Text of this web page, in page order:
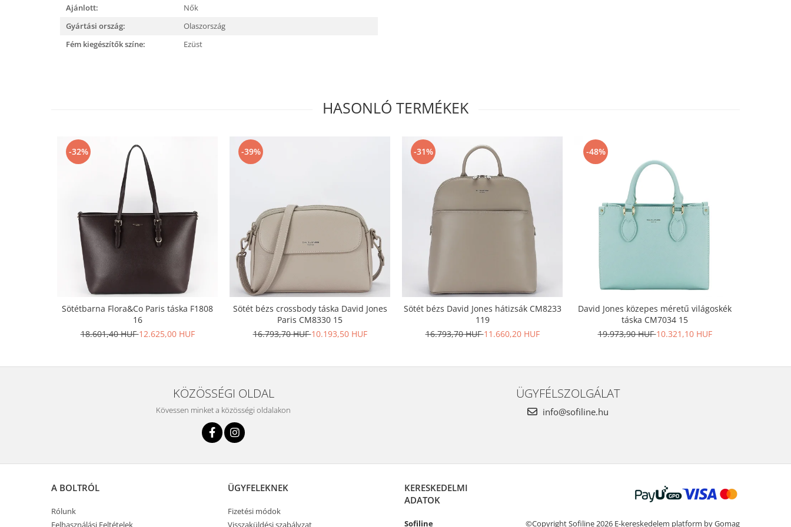
Ajánlott:
Nők
Gyártási ország:
Olaszország
Fém kiegészítők színe:
Ezüst
HASONLÓ TERMÉKEK
-32%
Sötétbarna Flora&Co Paris táska F1808
16
18.601,40 HUF12.625,00 HUF
-39%
Sötét bézs crossbody táska David Jones
Paris CM8330 15
16.793,70 HUF10.193,50 HUF
-31%
Sötét bézs David Jones hátizsák CM8233
119
16.793,70 HUF11.660,20 HUF
-48%
David Jones közepes méretű világoskék
táska CM7034 15
19.973,90 HUF10.321,10 HUF
KÖZÖSSÉGI OLDAL
Kövessen minket a közösségi oldalakon
ÜGYFÉLSZOLGÁLAT
info@sofiline.hu
A BOLTRÓL
Rólunk
Felhasználási Feltételek
ÜGYFELEKNEK
Fizetési módok
Visszaküldési szabályzat
KERESKEDELMI
ADATOK
Sofiline ©Copyright Sofiline 2026 E-kereskedelem platform by Gomag